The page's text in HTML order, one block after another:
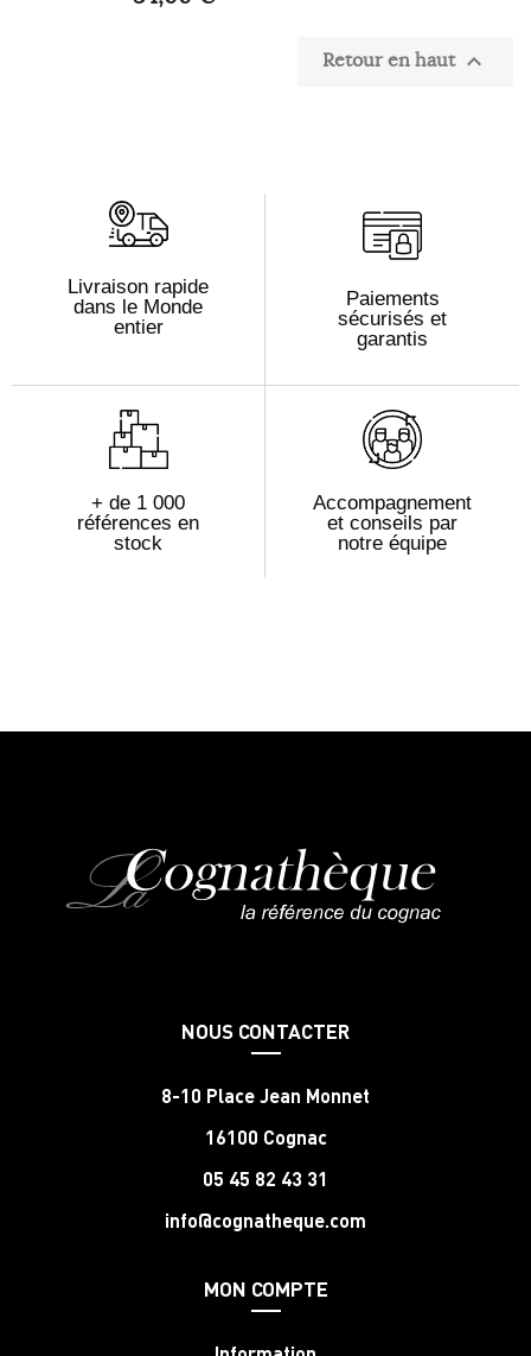
Retour en haut 
Livraison rapide
dans le Monde
entier
Paiements
sécurisés et
garantis
+ de 1 000
références en
stock
Accompagnement
et conseils par
notre équipe
NOUS CONTACTER
8-10 Place Jean Monnet
16100 Cognac
05 45 82 43 31
info@cognatheque.com
MON COMPTE